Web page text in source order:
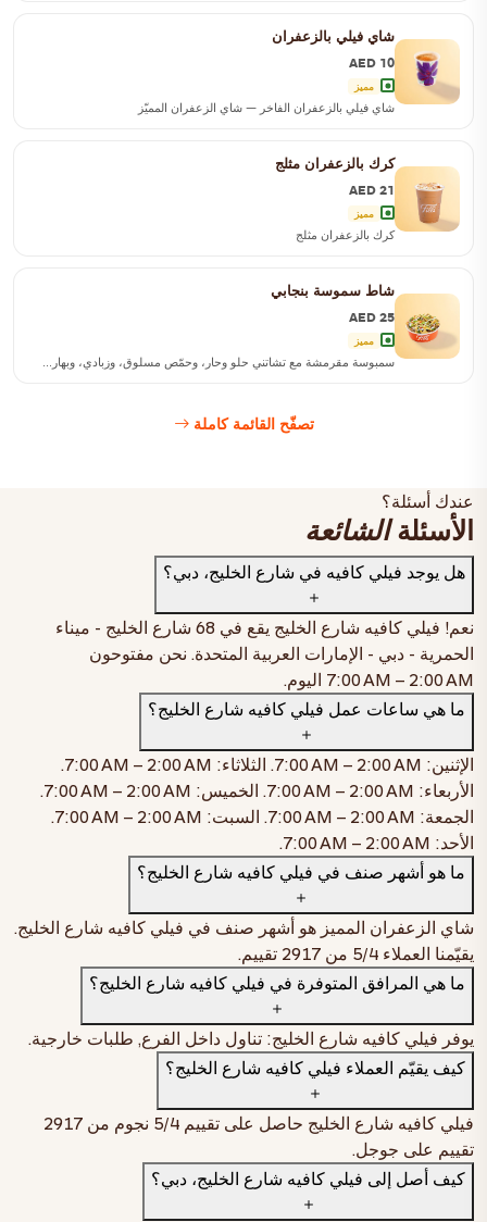
ميلك شيك موكا بالقهوة والشوكولاتة
صغير AED 23 وسطAED 26
اطلب الآن
شاي فيلي بالزعفران
AED 10
مميز
شاي فيلي بالزعفران الفاخر — شاي الزعفران المميّز
شاي فيلي بالزعفران الفاخر — شاي الزعفران المميّز
صغيرAED 10 وسطAED 14
كرك بالزعفران مثلج
AED 21
مميز
كرك بالزعفران مثلج
كرك بالزعفران مثلج
صغيرAED 21 وسطAED 24
شاط سموسة بنجابي
AED 25
مميز
سمبوسة مقرمشة مع تشاتني حلو وحار، وحمّص مسلوق، وزبادي، وبهار...
سمبوسة مقرمشة مع تشاتني حلو وحار، وحمّص مسلوق، وزبادي، وبهارات
اطلب الآن
تصفّح القائمة كاملة
عندك أسئلة؟
الأسئلةالشائعة
هل يوجد فيلي كافيه في شارع الخليج، دبي؟
نعم! فيلي كافيه شارع الخليج يقع في
68 شارع الخليج - ميناء
الحمرية - دبي - الإمارات العربية المتحدة. نحن مفتوحون
7:00 AM – 2:00 AM اليوم.
ما هي ساعات عمل فيلي كافيه شارع الخليج؟
الإثنين: 7:00 AM – 2:00 AM. الثلاثاء: 7:00 AM – 2:00 AM
.
الأربعاء: 7:00 AM – 2:00 AM. الخميس: 7:00 AM – 2:00 AM
.
الجمعة: 7:00 AM – 2:00 AM. السبت: 7:00 AM – 2:00 AM
.
الأحد: 7:00 AM – 2:00 AM
.
ما هو أشهر صنف في فيلي كافيه شارع الخليج؟
شاي الزعفران المميز هو أشهر صنف في فيلي كافيه شارع الخليج.
يقيّمنا العملاء 4/5 من 2917 تقييم.
ما هي المرافق المتوفرة في فيلي كافيه شارع الخليج؟
يوفر فيلي كافيه شارع الخليج: تناول داخل الفرع, طلبات خارجية.
كيف يقيّم العملاء فيلي كافيه شارع الخليج؟
فيلي كافيه شارع الخليج حاصل على تقييم 4/5 نجوم من
2917
تقييم على جوجل.
كيف أصل إلى فيلي كافيه شارع الخليج، دبي؟